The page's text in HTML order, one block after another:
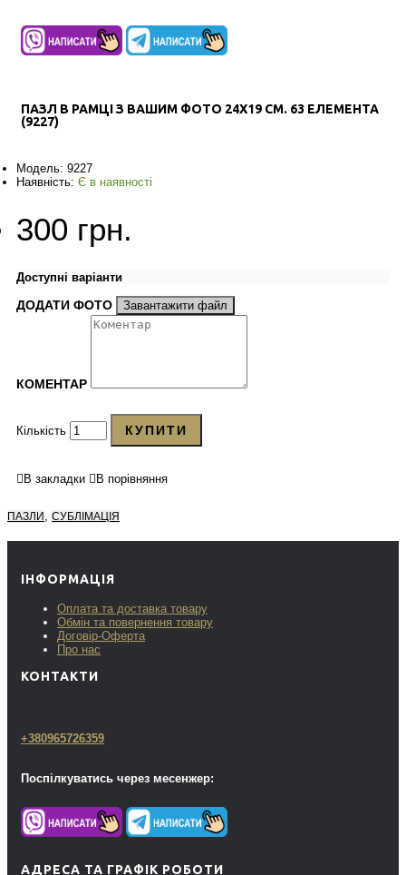
ПАЗЛ В РАМЦІ З ВАШИМ ФОТО 24Х19 СМ. 63 ЕЛЕМЕНТА
(9227)
Модель: 9227
Наявність: Є в наявності
300 грн.
Доступні варіанти
ДОДАТИ ФОТО Завантажити файл
КОМЕНТАР
Кількість КУПИТИ
В закладки В порівняння
ПАЗЛИ , СУБЛІМАЦІЯ
ІНФОРМАЦІЯ
Оплата та доставка товару
Обмін та повернення товару
Договір-Оферта
Про нас
КОНТАКТИ
+380965726359
Поспілкуватись через месенжер:
АДРЕСА ТА ГРАФІК РОБОТИ